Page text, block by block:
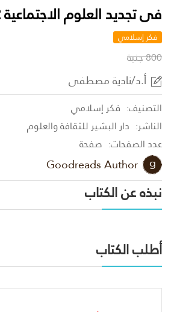
فى تجديد العلوم الاجتماعية 2مجلد
فكر إسلامي
800 جنية
أ.د/نادية مصطفى
التصنيف: فكر إسلامي
الناشر: دار البشير للثقافة والعلوم
عدد الصفحات: صفحة
Goodreads Author
نبذه عن الكتاب
أطلب الكتاب